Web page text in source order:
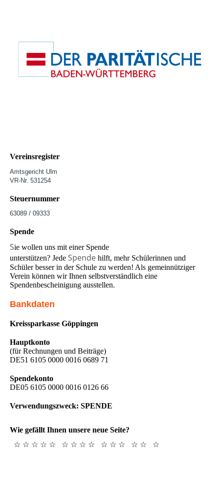
Vereinsregister
Amtsgericht Ulm
VR-Nr. 531254
Steuernummer
63089 / 09333
Spende
Sie wollen uns mit einer Spende
unterstützen? Jede Spende hilft, mehr Schülerinnen und
Schüler besser in der Schule zu werden! Als gemeinnütziger
Verein können wir Ihnen selbstverständlich eine
Spendenbescheinigung ausstellen.
Bankdaten
Kreissparkasse Göppingen
Hauptkonto
(für Rechnungen und Beiträge)
DE51 6105 0000 0016 0689 71
Spendekonto
DE05 6105 0000 0016 0126 66
Verwendungszweck: SPENDE
Wie gefällt Ihnen unsere neue Seite?
☆ ☆ ☆ ☆ ☆
☆ ☆ ☆ ☆ ☆ ☆ ☆ ☆ ☆ ☆